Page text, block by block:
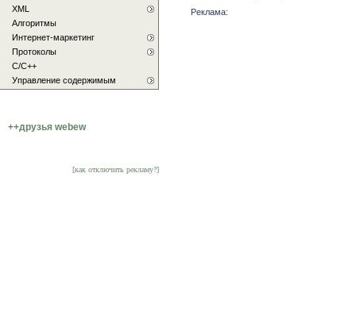
Реклама:
XML
Алгоритмы
Интернет-маркетинг
Протоколы
С/C++
Управление содержимым
++друзья webew
[как отключить рекламу?]